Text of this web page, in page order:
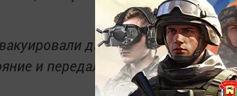
данную женщину,
и передали дальше по этапу